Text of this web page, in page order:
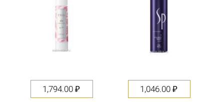
1,794.00 ₽ 1,046.00 ₽